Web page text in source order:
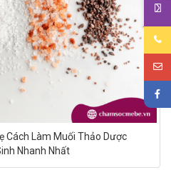
Cách Làm Muối Thảo Dược
Nhanh Nhất